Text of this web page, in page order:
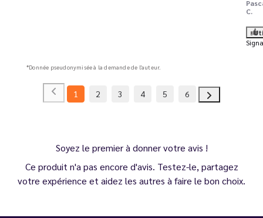
C.
*Donnée pseudonymisée à la demande de l'auteur.
1 2 3 4 5 6
Soyez le premier à donner votre avis !
Ce produit n'a pas encore d'avis. Testez-le, partagez
votre expérience et aidez les autres à faire le bon choix.